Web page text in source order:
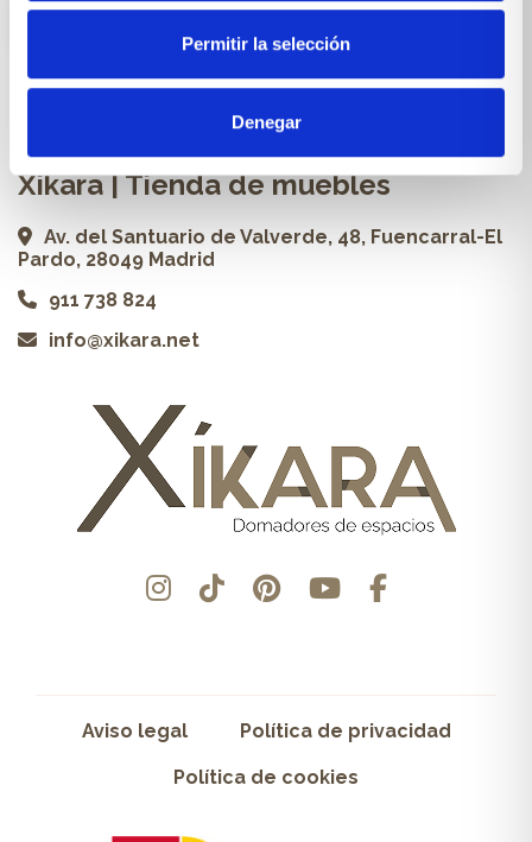
Permitir la selección
Denegar
ES
Contacto
Xikara | Tienda de muebles
Av. del Santuario de Valverde, 48, Fuencarral-El
Pardo, 28049 Madrid
911 738 824
info@xikara.net
Aviso legal Política de privacidad
Política de cookies